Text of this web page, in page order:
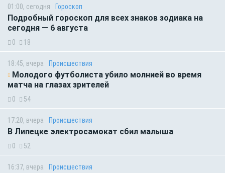
01:00, сегодня Гороскоп
Подробный гороскоп для всех знаков зодиака на
сегодня — 6 августа
0 18
18:45, вчера Происшествия
Молодого футболиста убило молнией во время
матча на глазах зрителей
0 54
17:20, вчера Происшествия
В Липецке электросамокат сбил малыша
0 52
16:37, вчера Происшествия